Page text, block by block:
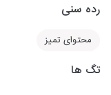
رده سنی
محتوای تمیز
تگ ها